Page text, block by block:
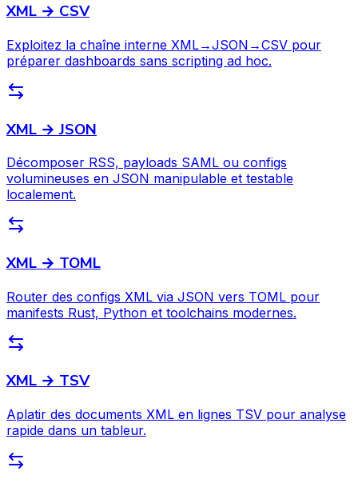
XML → CSV
Exploitez la chaîne interne XML→JSON→CSV pour
préparer dashboards sans scripting ad hoc.
XML → JSON
Décomposer RSS, payloads SAML ou configs
volumineuses en JSON manipulable et testable
localement.
XML → TOML
Router des configs XML via JSON vers TOML pour
manifests Rust, Python et toolchains modernes.
XML → TSV
Aplatir des documents XML en lignes TSV pour analyse
rapide dans un tableur.